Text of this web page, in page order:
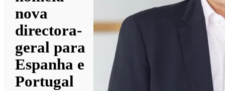
nova
directora-
geral para
Espanha e
Portugal